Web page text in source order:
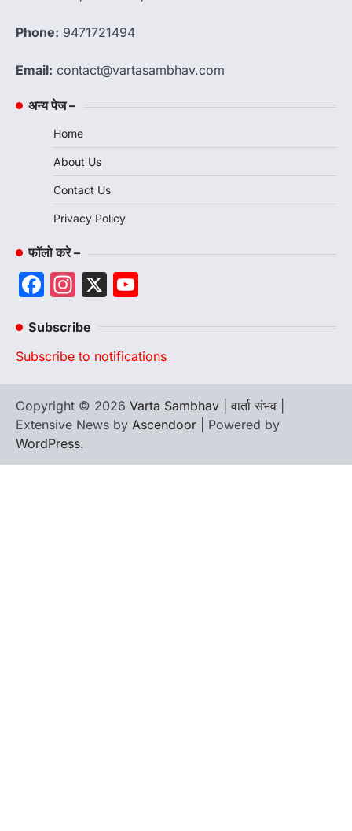
Phone: 9471721494
Email: contact@vartasambhav.com
अन्य पेज –
Home
About Us
Contact Us
Privacy Policy
फॉलो करे –
Facebook
Instagram
X
Subscribe
Subscribe to notifications
Copyright © 2026 Varta Sambhav | वार्ता संभव
Extensive News by Ascendoor | Powered by
WordPress.